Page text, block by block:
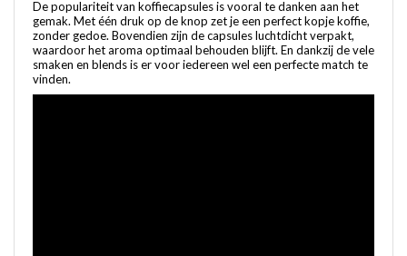
De populariteit van koffiecapsules is vooral te danken aan het
gemak. Met één druk op de knop zet je een perfect kopje koffie,
zonder gedoe. Bovendien zijn de capsules luchtdicht verpakt,
waardoor het aroma optimaal behouden blijft. En dankzij de vele
smaken en blends is er voor iedereen wel een perfecte match te
vinden.